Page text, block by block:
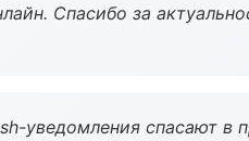
Спасибо за
уведомления спасают в